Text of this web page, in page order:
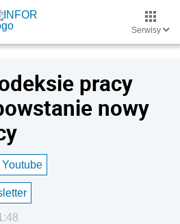
Serwisy
pracy
nowy